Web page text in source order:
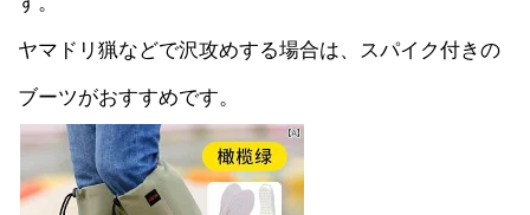
ヤマドリ猟などで沢攻めする場合は、スパイク付きの
ブーツがおすすめです。